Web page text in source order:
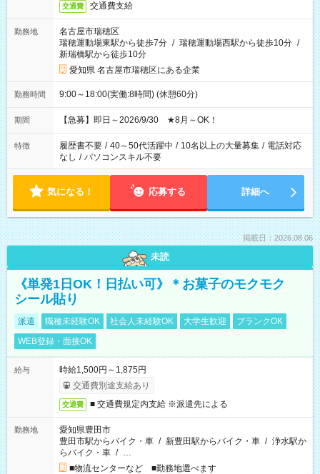
交通費 交通費支給
勤務地
名古屋市瑞穂区
瑞穂運動場東駅から徒歩7分 / 瑞穂運動場西駅から徒歩10分 /
新瑞橋駅から徒歩10分
愛知県 名古屋市瑞穂区にある企業
勤務時間 9:00～18:00(実働:8時間) (休憩60分)
期間 【急募】即日～2026/9/30 ★8月～OK！
特徴 履歴書不要 / 40～50代活躍中 / 10名以上の大量募集 / 電話対応
なし / パソコンスキル不要
気になる！ 応募する 詳細へ
掲載日：2026.08.06
未読
《単発1日OK！日払い可》＊お菓子のモクモク
シール貼り
派遣 職種未経験OK 社会人未経験OK 大学生歓迎
ブランクOK
WEB登録・面接OK
給与
時給1,500円～1,875円
交通費別途支給あり
交通費 ■ 交通費規定内支給 ※派遣先による
勤務地
愛知県豊田市
豊田市駅からバイク・車 / 新豊田駅からバイク・車 / 浄水駅か
らバイク・車 / …
■物流センターなど ■勤務地選べます